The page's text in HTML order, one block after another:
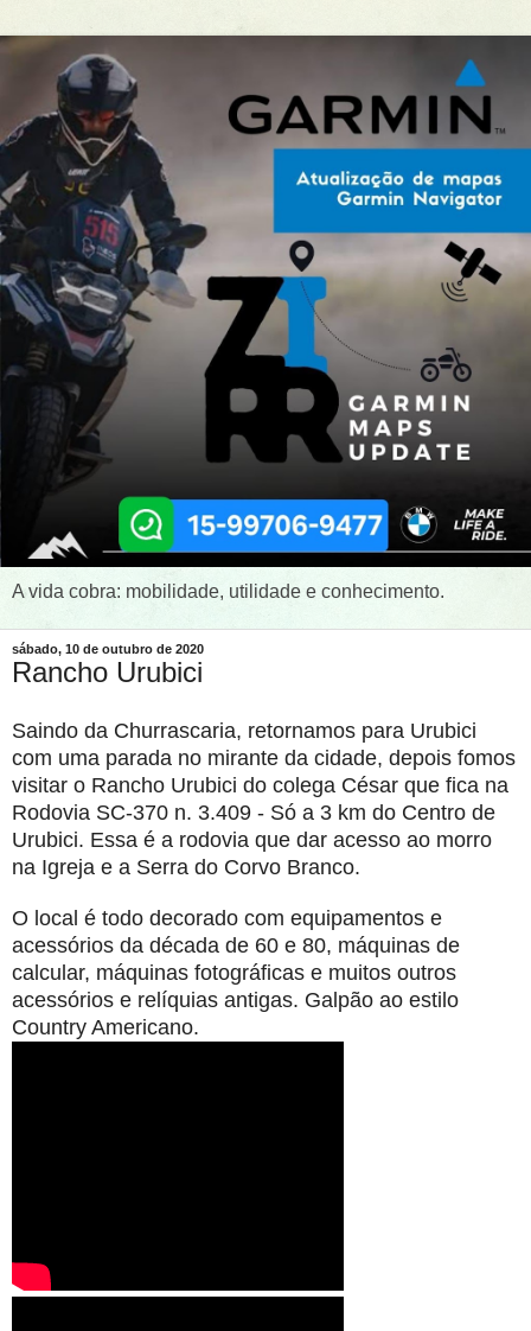
A vida cobra: mobilidade, utilidade e conhecimento.
sábado, 10 de outubro de 2020
Rancho Urubici
Saindo da Churrascaria, retornamos para Urubici
com uma parada no mirante da cidade, depois fomos
visitar o Rancho Urubici do colega César que fica na
Rodovia SC-370 n. 3.409 - Só a 3 km do Centro de
Urubici. Essa é a rodovia que dar acesso ao morro
na Igreja e a Serra do Corvo Branco.
O local é todo decorado com equipamentos e
acessórios da década de 60 e 80, máquinas de
calcular, máquinas fotográficas e muitos outros
acessórios e relíquias antigas. Galpão ao estilo
Country Americano.